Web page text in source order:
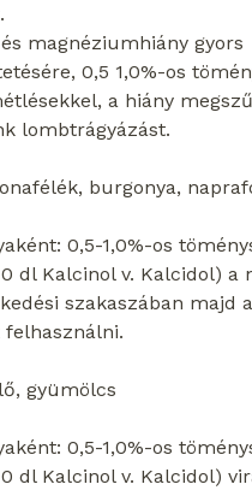
magnéziumhiány gyors
0,5 1,0%-os
a hiány
lombtrágyázást.
burgonya,
0,5-1,0%-os
dl Kalcinol v. Kalcidol) a
szakaszában majd
felhasználni.
gyümölcs
0,5-1,0%-os
dl Kalcinol v. Kalcidol)